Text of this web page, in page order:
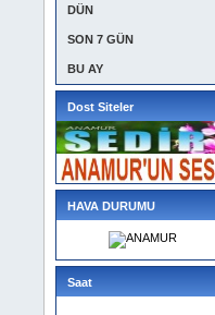
DÜN
SON 7 GÜN
BU AY
Dost Siteler
HAVA DURUMU
Saat